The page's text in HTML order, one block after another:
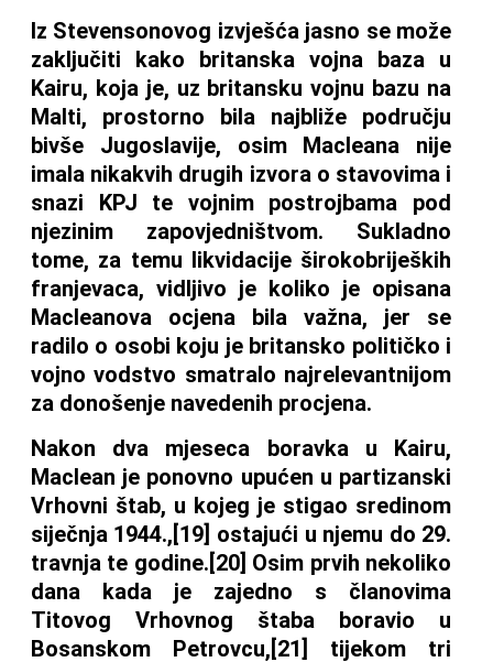
Iz Stevensonovog izvješća jasno se može
zaključiti kako britanska vojna baza u
Kairu, koja je, uz britansku vojnu bazu na
Malti, prostorno bila najbliže području
bivše Jugoslavije, osim Macleana nije
imala nikakvih drugih izvora o stavovima i
snazi KPJ te vojnim postrojbama pod
njezinim zapovjedništvom. Sukladno
tome, za temu likvidacije širokobrijeških
franjevaca, vidljivo je koliko je opisana
Macleanova ocjena bila važna, jer se
radilo o osobi koju je britansko političko i
vojno vodstvo smatralo najrelevantnijom
za donošenje navedenih procjena.
Nakon dva mjeseca boravka u Kairu,
Maclean je ponovno upućen u partizanski
Vrhovni štab, u kojeg je stigao sredinom
siječnja 1944.,[19] ostajući u njemu do 29.
travnja te godine.[20] Osim prvih nekoliko
dana kada je zajedno s članovima
Titovog Vrhovnog štaba boravio u
Bosanskom Petrovcu,[21] tijekom tri